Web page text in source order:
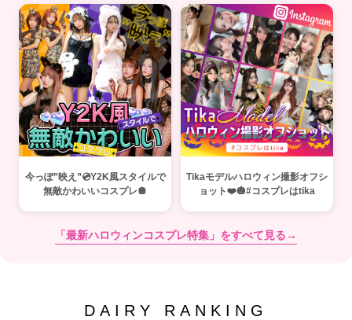
今っぽ”映え”💿Y2K風スタイルで
無敵かわいいコスプレ🪩
Tikaモデルハロウィン撮影オフシ
ョット❤️🎃#コスプレはtika
「最新ハロウィンコスプレ特集」をすべて見る→
DAIRY RANKING